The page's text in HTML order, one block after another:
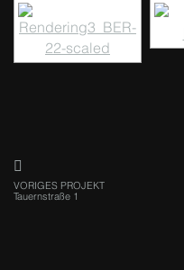
VORIGES PROJEKT
Tauernstraße 1